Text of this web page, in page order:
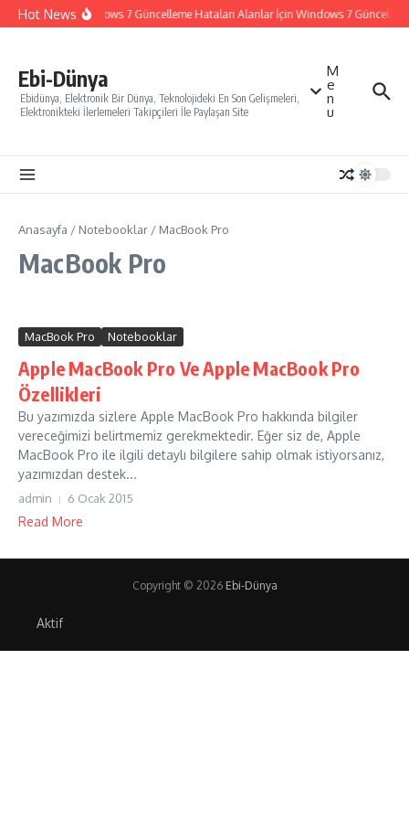
İçeriğe atla
Hot NewsWindows 7 Güncelleme Hataları Alanlar İçin Windows 7
Ebi-Dünya
Ebidünya, Elektronik Bir Dünya, Teknolojideki En Son Gelişmeleri,
Elektronikteki İlerlemeleri Takipçileri İle Paylaşan Site
M
e
n
u
Anasayfa / Notebooklar / MacBook Pro
MacBook Pro
MacBook Pro Notebooklar
Apple MacBook Pro Ve Apple MacBook Pro
Özellikleri
Bu yazımızda sizlere Apple MacBook Pro hakkında bilgiler
vereceğimizi belirtmemiz gerekmektedir. Eğer siz de, Apple
MacBook Pro ile ilgili detaylı bilgilere sahip olmak istiyorsanız,
yazımızdan destek...
admin 6 Ocak 2015
Read More
Copyright © 2026 Ebi-Dünya
Aktif